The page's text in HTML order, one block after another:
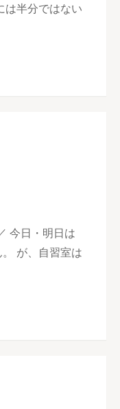
半分ではない
今日・明日は
が、自習室は